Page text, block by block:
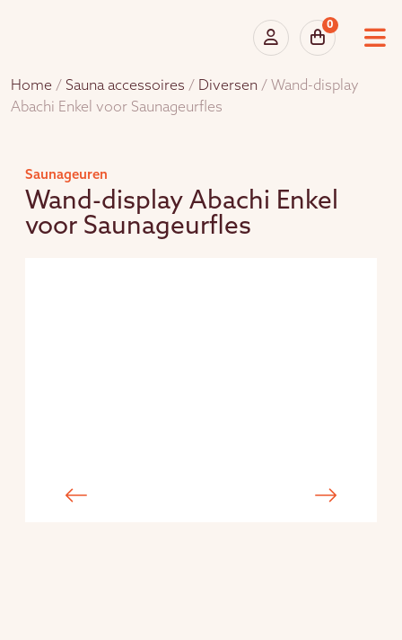
0
Home / Sauna accessoires / Diversen / Wand-display
Abachi Enkel voor Saunageurfles
Saunageuren
Wand-display Abachi Enkel
voor Saunageurfles